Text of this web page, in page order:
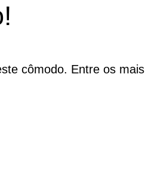
cômodo. Entre os mais